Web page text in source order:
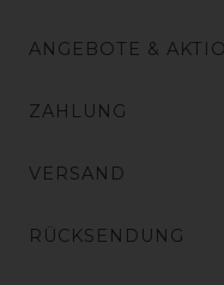
ANGEBOTE &
ZAHLUNG
VERSAND
RÜCKSENDUNG